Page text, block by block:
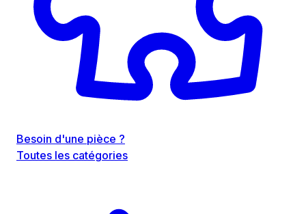
Besoin d'une pièce ?
Toutes les catégories